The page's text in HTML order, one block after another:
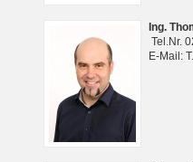
Ing.
Tel.Nr.
E-Mail: